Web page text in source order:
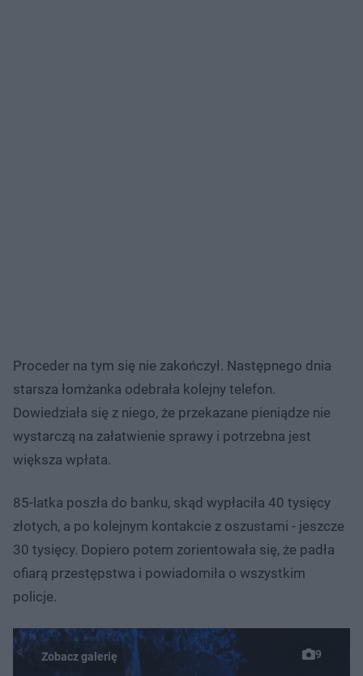
Proceder na tym się nie zakończył. Następnego dnia
starsza łomżanka odebrała kolejny telefon.
Dowiedziała się z niego, że przekazane pieniądze nie
wystarczą na załatwienie sprawy i potrzebna jest
większa wpłata.
85-latka poszła do banku, skąd wypłaciła 40 tysięcy
złotych, a po kolejnym kontakcie z oszustami - jeszcze
30 tysięcy. Dopiero potem zorientowała się, że padła
ofiarą przestępstwa i powiadomiła o wszystkim
policje.
9